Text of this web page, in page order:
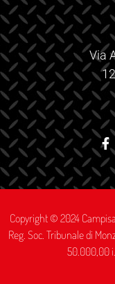
Via
Copyright © 2024
Reg. Soc. Tribunale di
50.000,00